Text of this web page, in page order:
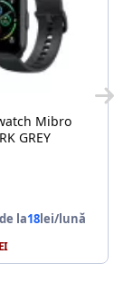
Mibro
GREY
la18lei/lună